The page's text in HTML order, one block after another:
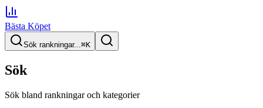
Bästa Köpet
Sök rankningar...⌘K
Sök
Sök bland rankningar och kategorier